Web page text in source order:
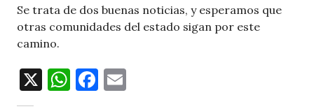
Se trata de dos buenas noticias, y esperamos que
otras comunidades del estado sigan por este
camino.
X W F